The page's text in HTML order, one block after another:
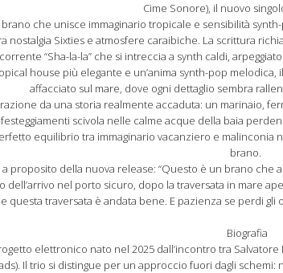
Cime Sonore), il nuovo
brano che unisce immaginario tropicale e sensibilità
nostalgia Sixties e atmosfere caraibiche. La scrittura
“Sha-la-la” che si intreccia a synth caldi,
house più elegante e un’anima synth-pop
affacciato sul mare, dove ogni dettaglio sembra
da una storia realmente accaduta: un marinaio,
scivola nelle calme acque della baia
equilibrio tra immaginario vacanziero e malinconia
brano.
a proposito della nuova release: “Questo è un brano che
dell’arrivo nel porto sicuro, dopo la traversata in mare
questa traversata è andata bene. E pazienza se perdi
Biografia
elettronico nato nel 2025 dall’incontro tra Salvatore
Il trio si distingue per un approccio fuori dagli